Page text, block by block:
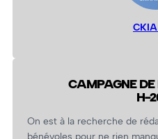
CAMPAGNE DE
H-
On est à la recherche de
bénévoles pour ne rien